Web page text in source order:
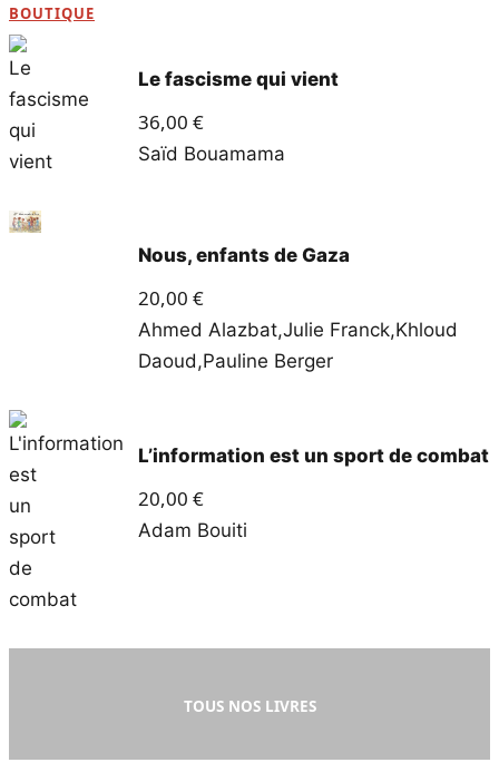
BOUTIQUE
Le fascisme qui vient
36,00 €
Saïd Bouamama
Nous, enfants de Gaza
20,00 €
Ahmed Alazbat,Julie Franck,Khloud
Daoud,Pauline Berger
L’information est un sport de combat
20,00 €
Adam Bouiti
TOUS NOS LIVRES